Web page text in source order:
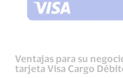
Ventajas para su
tarjeta Visa Cargo